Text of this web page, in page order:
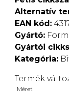
Alternatív
EAN kód:
Gyártó:
Gyártói
Kategória:
Termék
Méret